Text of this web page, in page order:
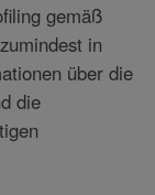
gemäß
in
über die
die